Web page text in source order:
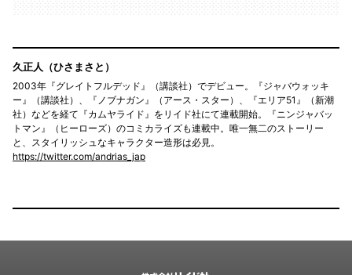
久正人（ひさまさと）
2003年『グレイトフルデッド』（講談社）でデビュー。『ジャバウォッキ
ー』（講談社）、『ノブナガン』（アース・スター）、『エリア51』（新潮
社）などを経て『カムヤライド』をリイド社にて連載開始。『ニンジャバッ
トマン』（ヒーローズ）のコミカライズも連載中。唯一無二のストーリー
と、スタイリッシュなキャラクター造形は必見。
https://twitter.com/andrias_jap